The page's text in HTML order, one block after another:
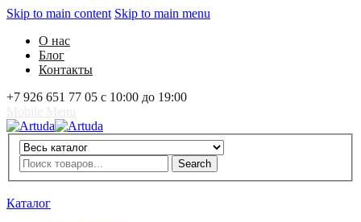
Skip to main content Skip to main menu
О нас
Блог
Контакты
+7 926 651 77 05 с 10:00 до 19:00
Artuda
Search
Search
Каталог